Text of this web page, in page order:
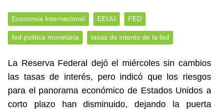
Economía Internacional EEUU FED
fed política monetaria tasas de interés de la fed
La Reserva Federal dejó el miércoles sin cambios
las tasas de interés, pero indicó que los riesgos
para el panorama económico de Estados Unidos a
corto plazo han disminuido, dejando la puerta